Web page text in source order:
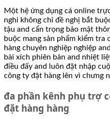
Một hệ ứng dụng cá online
nghi không chỉ đề nghị bắt
tậu and cẩn trọng bảo mật
buộc mang sản phẩm kiểm
hàng chuyên nghiệp nghiệp
bài xích phiên bản and nhiệt
điều đấy and luôn đặt nhập
công ty đặt hàng lên vì chưng
đa phần kênh phụ trợ
đặt hàng hàng